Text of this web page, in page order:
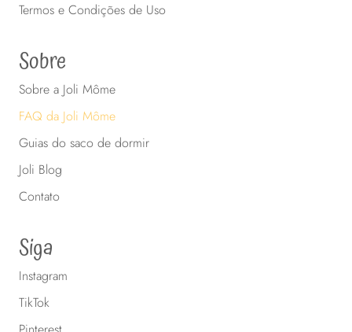
Termos e Condições de Uso
Sobre
Sobre a Joli Môme
FAQ da Joli Môme
Guias do saco de dormir
Joli Blog
Contato
Siga
Instagram
TikTok